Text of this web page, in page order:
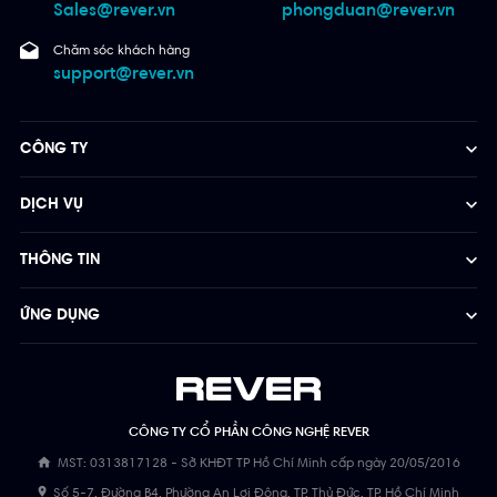
Sales@rever.vn phongduan@rever.vn
Chăm sóc khách hàng
support@rever.vn
CÔNG TY CỔ PHẦN CÔNG NGHỆ REVER
MST: 0313817128 - Sở KHĐT TP Hồ Chí Minh cấp ngày 20/05/2016
Số 5-7, Đường B4, Phường An Lợi Đông, TP. Thủ Đức, TP. Hồ Chí Minh
CÔNG TY
DỊCH VỤ
THÔNG TIN
ỨNG DỤNG